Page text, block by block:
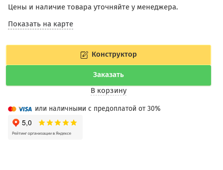
Цены и наличие товара уточняйте у менеджера.
Показать на карте
Конструктор
Заказать
В корзину
или наличными с предоплатой от 30%